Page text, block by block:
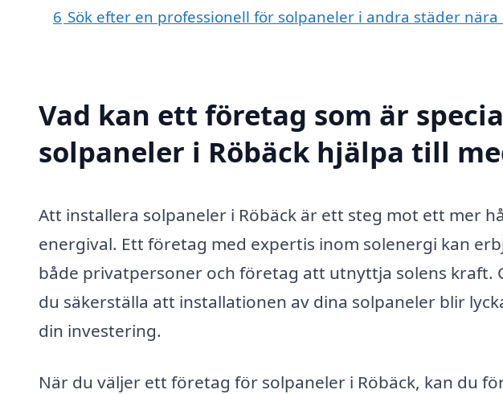
6 Sök efter en professionell för solpaneler i andra städer nära
Vad kan ett företag som är
solpaneler i Röbäck hjälpa till
Att installera solpaneler i Röbäck är ett steg mot ett mer
energival. Ett företag med expertis inom solenergi kan
både privatpersoner och företag att utnyttja solens kraft.
du säkerställa att installationen av dina solpaneler blir
din investering.
När du väljer ett företag för solpaneler i Röbäck, kan du